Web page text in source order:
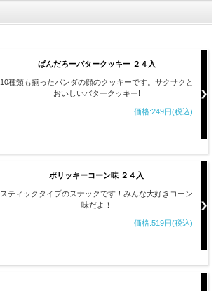
ぱんだろーバタークッキー ２４入
10種類も揃ったパンダの顔のクッキーです。サクサクと
おいしいバタークッキー!
価格:249円(税込)
ポリッキーコーン味 ２４入
スティックタイプのスナックです！みんな大好きコーン
味だよ！
価格:519円(税込)